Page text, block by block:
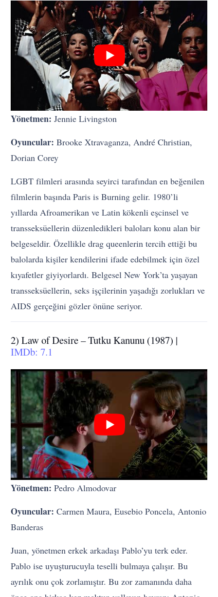
Yönetmen: Jennie Livingston
Oyuncular: Brooke Xtravaganza, André Christian,
Dorian Corey
LGBT filmleri arasında seyirci tarafından en beğenilen
filmlerin başında Paris is Burning gelir. 1980’li
yıllarda Afroamerikan ve Latin kökenli eşcinsel ve
transseksüellerin düzenledikleri baloları konu alan bir
belgeseldir. Özellikle drag queenlerin tercih ettiği bu
balolarda kişiler kendilerini ifade edebilmek için özel
kıyafetler giyiyorlardı. Belgesel New York’ta yaşayan
transseksüellerin, seks işçilerinin yaşadığı zorlukları ve
AIDS gerçeğini gözler önüne seriyor.
2) Law of Desire – Tutku Kanunu (1987) |
IMDb: 7.1
Yönetmen: Pedro Almodovar
Oyuncular: Carmen Maura, Eusebio Poncela, Antonio
Banderas
Juan, yönetmen erkek arkadaşı Pablo’yu terk eder.
Pablo ise uyuşturucuyla teselli bulmaya çalışır. Bu
ayrılık onu çok zorlamıştır. Bu zor zamanında daha